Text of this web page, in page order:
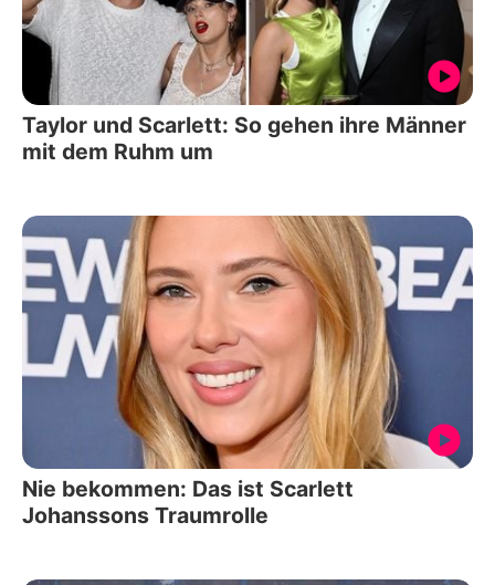
Taylor und Scarlett: So gehen ihre Männer
mit dem Ruhm um
Nie bekommen: Das ist Scarlett
Johanssons Traumrolle